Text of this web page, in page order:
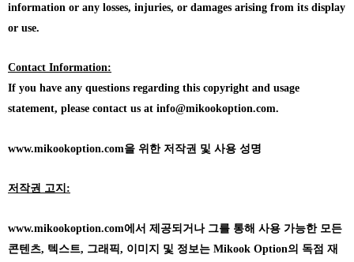
information or any losses, injuries, or damages arising from its display
or use.
Contact Information:
If you have any questions regarding this copyright and usage
statement, please contact us at info@mikookoption.com.
www.mikookoption.com을 위한 저작권 및 사용 성명
저작권 고지:
www.mikookoption.com에서 제공되거나 그를 통해 사용 가능한 모든
콘텐츠, 텍스트, 그래픽, 이미지 및 정보는 Mikook Option의 독점 재